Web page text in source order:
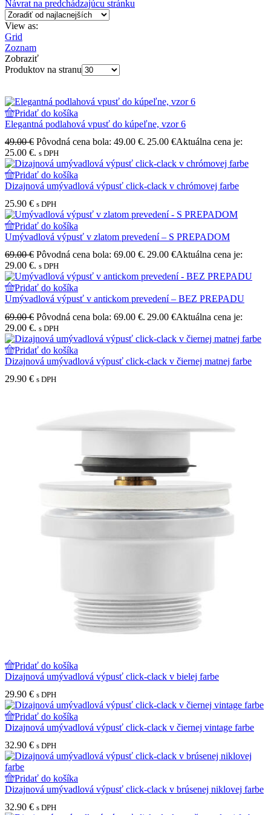
Návrat na predchádzajúcu stránku
View as:
Grid
Zoznam
Zobraziť
Produktov na stranu
Pridať do košíka
Elegantná podlahová vpusť do kúpeľne, vzor 6
49.00€ Pôvodná cena bola: 49.00 €. 25.00 €Aktuálna cena je:
25.00 €. s DPH
Pridať do košíka
Dizajnová umývadlová výpusť click-clack v chrómovej farbe
25.90 € s DPH
Pridať do košíka
Umývadlová výpusť v zlatom prevedení – S PREPADOM
69.00€ Pôvodná cena bola: 69.00 €. 29.00 €Aktuálna cena je:
29.00 €. s DPH
Pridať do košíka
Umývadlová výpusť v antickom prevedení – BEZ PREPADU
69.00€ Pôvodná cena bola: 69.00 €. 29.00 €Aktuálna cena je:
29.00 €. s DPH
Pridať do košíka
Dizajnová umývadlová výpusť click-clack v čiernej matnej farbe
29.90 € s DPH
Pridať do košíka
Dizajnová umývadlová výpusť click-clack v bielej farbe
29.90 € s DPH
Pridať do košíka
Dizajnová umývadlová výpusť click-clack v čiernej vintage farbe
32.90 € s DPH
Pridať do košíka
Dizajnová umývadlová výpusť click-clack v brúsenej niklovej farbe
32.90 € s DPH